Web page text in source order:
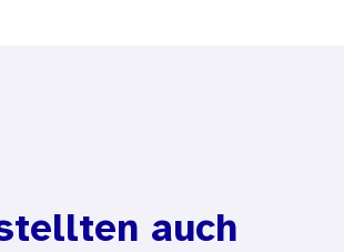
auch